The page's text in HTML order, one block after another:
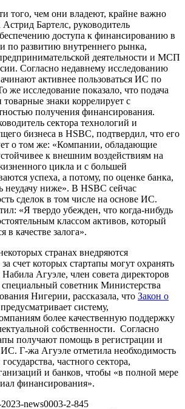
того, чем они владеют, крайне важно
Астрид Бартелс, руководитель
доступа к финансированию в
по развитию внутреннего рынка,
деятельности и МСП
Согласно недавнему исследованию
активнее пользоваться ИС по
же исследование показало, что подача
товарные знаки коррелирует с
получения финансирования.
сектора технологий и
бизнеса в HSBC, подтвердил, что его
о том же: «Компании, обладающие
к внешним воздействиям на
цикла и с большей
успеха, а потому, по оценке банка,
неудачу ниже». В HSBC сейчас
сделок в том числе на основе ИС.
«Я твердо убежден, что когда-нибудь
классом активов, который
в качестве залога».
странах внедряются
счет которых стартапы могут охранять
Агуэле, член совета директоров
советник Министерства
Нигерии, рассказала, что Закон о
систему,
более качественную поддержку
собственности. Согласно
получают помощь в регистрации и
Г-жа Агуэле отметила необходимость
частного сектора,
и банков, чтобы «в полной мере
финансирования».